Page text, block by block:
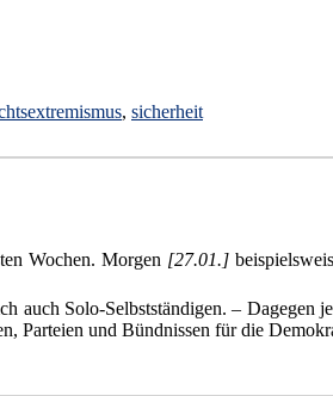
, sicherheit
Wochen. Morgen [27.01.]
Solo-Selbstständigen. – Dagegen
Parteien und Bündnissen für die